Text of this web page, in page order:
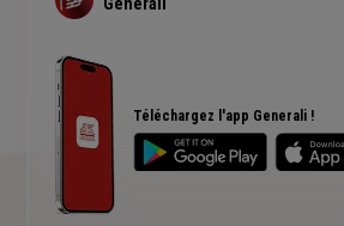
Téléchargez l'app Generali !
Simulation assurance de prêt immobilier
Generali
Rendements fonds euros Generali
Accessibilité sourds et malentendants
Avis clients Generali